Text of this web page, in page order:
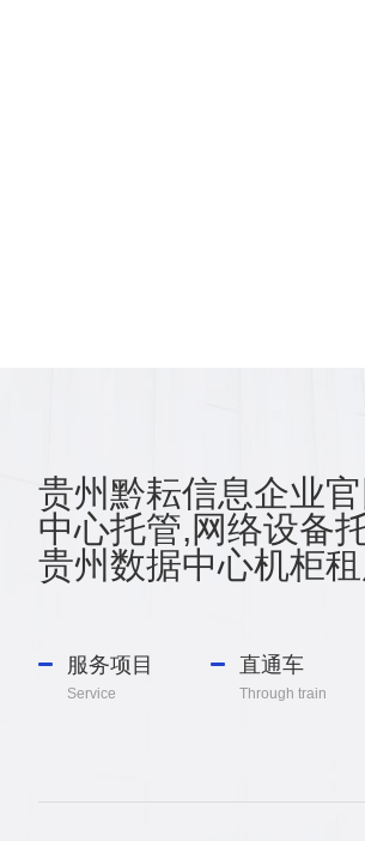
贵州黔耘信息企业
中心托管,网络设备
贵州数据中心机柜
服务项目
Service
直通车
Through train